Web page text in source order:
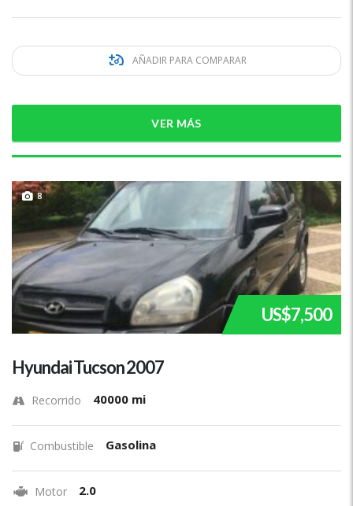
AÑADIR PARA COMPARAR
VER MÁS
8
US$7,500
Hyundai Tucson 2007
Recorrido 40000 mi
Combustible Gasolina
Motor 2.0